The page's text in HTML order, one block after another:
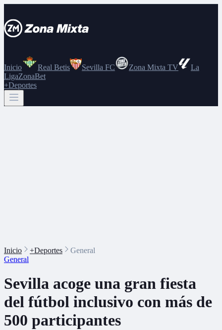
Inicio Real Betis Sevilla FC Zona Mixta TV
La
LigaZonaBet
+Deportes
Inicio +Deportes
General
General
Sevilla acoge una gran fiesta
del fútbol inclusivo con más de
500 participantes